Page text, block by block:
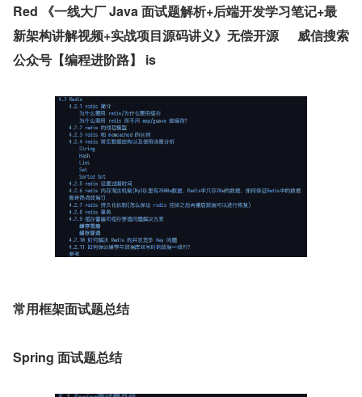
Red
《一线大厂 Java 面试题解析+后端开发学习笔记+最
新架构讲解视频+实战项目源码讲义》无偿开源	威信搜索
公众号【编程进阶路】
is
常用框架面试题总结
Spring 面试题总结